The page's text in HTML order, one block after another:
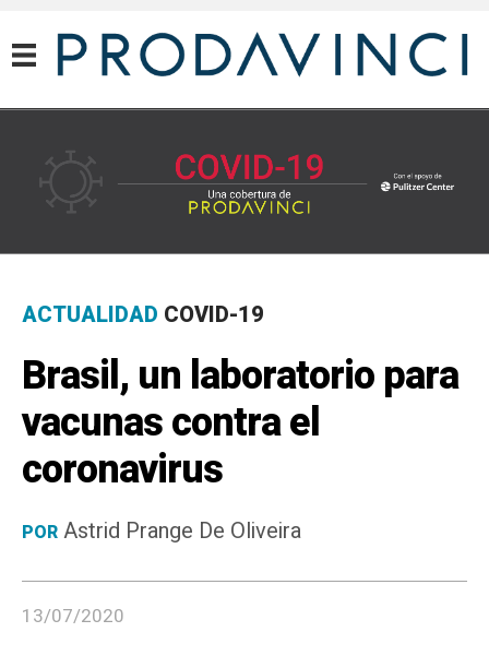
COVID-19
ACTUALIDAD COVID-19
Brasil, un laboratorio para
vacunas contra el
coronavirus
POR Astrid Prange De Oliveira
13/07/2020